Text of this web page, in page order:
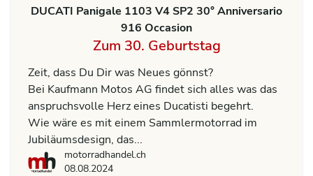
DUCATI Panigale 1103 V4 SP2 30° Anniversario
916 Occasion
Zum 30. Geburtstag
Zeit, dass Du Dir was Neues gönnst?
Bei Kaufmann Motos AG findet sich alles was das
anspruchsvolle Herz eines Ducatisti begehrt.
Wie wäre es mit einem Sammlermotorrad im
Jubiläumsdesign, das...
motorradhandel.ch
motorradhandel.ch
08.08.2024